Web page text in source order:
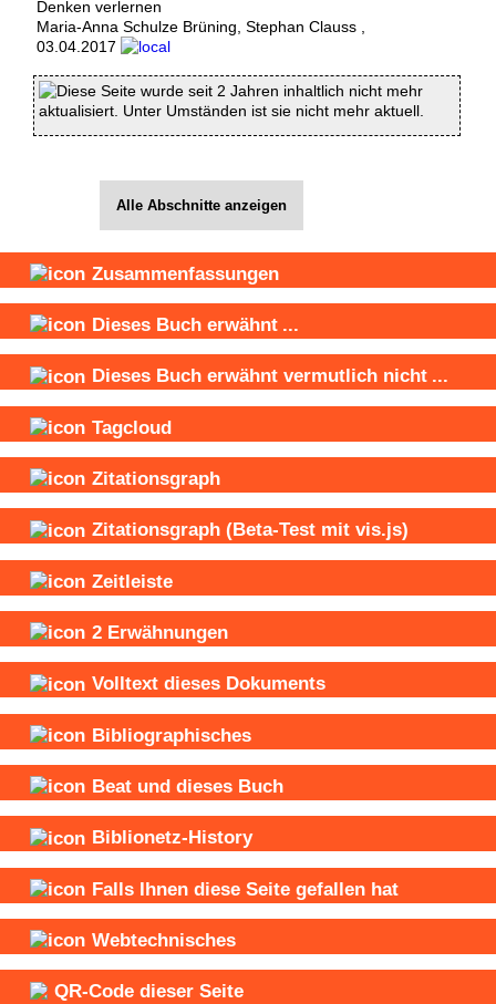
Denken verlernen
Maria-Anna Schulze Brüning Stephan Clauss
03.04.2017
Diese Seite wurde seit 2 Jahren inhaltlich nicht mehr
aktualisiert. Unter Umständen ist sie nicht mehr aktuell.
Alle Abschnitte anzeigen
Zusammenfassungen
Dieses Buch erwähnt ...
Dieses Buch erwähnt vermutlich nicht ...
Tagcloud
Zitationsgraph
Zitationsgraph (Beta-Test mit vis.js)
Zeitleiste
2 Erwähnungen
Volltext dieses Dokuments
Bibliographisches
Beat und dieses Buch
Biblionetz-History
Falls Ihnen diese Seite gefallen hat
Webtechnisches
QR-Code dieser Seite